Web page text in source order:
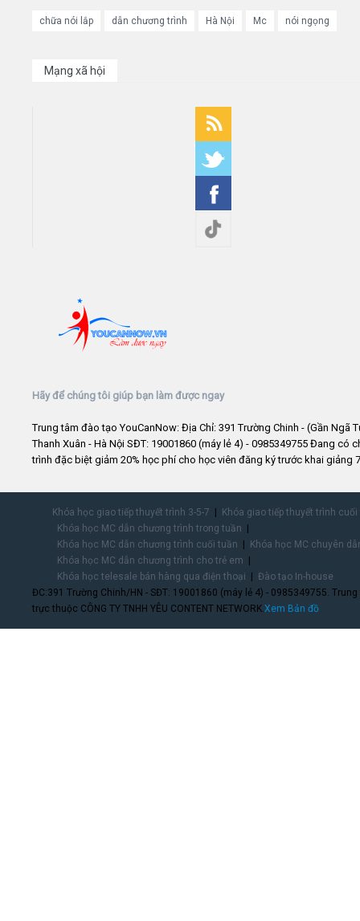
chữa nói lắp dẫn chương trình Hà Nội Mc nói ngọng
Mạng xã hội
Hãy để chúng tôi giúp bạn làm được ngay
Trung tâm đào tạo YouCanNow: Địa Chỉ: 391 Trường Chinh - (Gần Ngã
Thanh Xuân - Hà Nội SĐT: 19001860 (máy lẻ 4) - 0985349755 Đang có
trình đặc biệt giảm 20% học phí cho học viên đăng ký trước khai giảng
Khóa học giao tiếp thuyết trình 3-5-7
Khóa giao tiếp thuyết trình
Khóa học MC dẫn chương trình trong tuần
Khóa học MC dẫn chương trình cuối tuần
Khóa học MC chuyên
Khóa học MC dẫn chương trình cho trẻ em
Khóa học telesale bán hàng qua điện thoại
Đào tạo In-house
ĐC:391 Trường Chinh/HN - SĐT: 19001860 (máy lẻ 4) - 0985349755.
trực thuộc CÔNG TY TNHH YÊU CONTENT NETWORK.Xem Bản đồ